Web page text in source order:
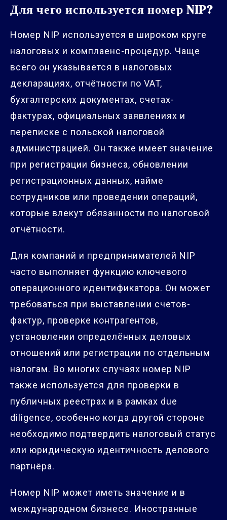
Для чего используется номер NIP?
Номер NIP используется в широком круге
налоговых и комплаенс-процедур. Чаще
всего он указывается в налоговых
декларациях, отчётности по VAT,
бухгалтерских документах, счетах-
фактурах, официальных заявлениях и
переписке с польской налоговой
администрацией. Он также имеет значение
при регистрации бизнеса, обновлении
регистрационных данных, найме
сотрудников или проведении операций,
которые влекут обязанности по налоговой
отчётности.
Для компаний и предпринимателей NIP
часто выполняет функцию ключевого
операционного идентификатора. Он может
требоваться при выставлении счетов-
фактур, проверке контрагентов,
установлении определённых деловых
отношений или регистрации по отдельным
налогам. Во многих случаях номер NIP
также используется для проверки в
публичных реестрах и в рамках due
diligence, особенно когда другой стороне
необходимо подтвердить налоговый статус
или юридическую идентичность делового
партнёра.
Номер NIP может иметь значение и в
международном бизнесе. Иностранные